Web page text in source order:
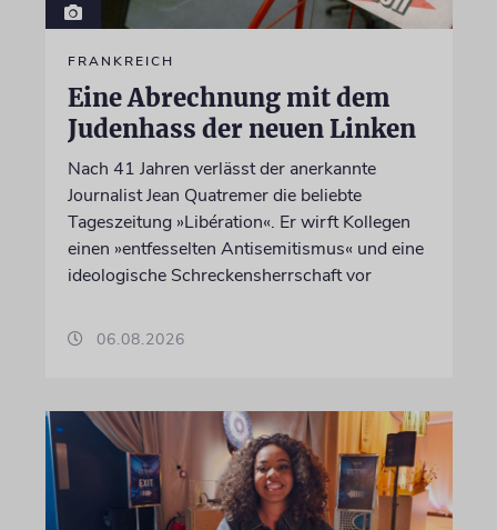
FRANKREICH
Eine Abrechnung mit dem
Judenhass der neuen Linken
Nach 41 Jahren verlässt der anerkannte
Journalist Jean Quatremer die beliebte
Tageszeitung »Libération«. Er wirft Kollegen
einen »entfesselten Antisemitismus« und eine
ideologische Schreckensherrschaft vor
06.08.2026